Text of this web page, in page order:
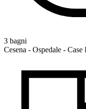
3 bagni
Cesena - Ospedale - Case